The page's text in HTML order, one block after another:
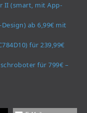
II (smart, mit App-
Design) ab 6,99€ mit
für 239,99€
für 799€ –